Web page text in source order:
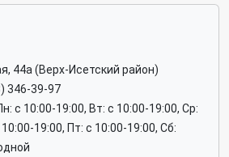
44а (Верх-Исетский район)
346-39-97
c 10:00-19:00, Вт: c 10:00-19:00, Ср:
19:00, Пт: c 10:00-19:00, Сб: